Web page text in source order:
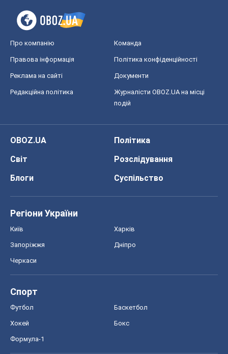
Про компанію Команда
Правова інформація Політика конфіденційності
Реклама на сайті Документи
Редакційна політика
Журналісти OBOZ.UA на місці
подій
OBOZ.UA
Політика
Світ
Розслідування
Блоги
Суспільство
Регіони України
Київ Харків
Запоріжжя Дніпро
Черкаси
Спорт
Футбол Баскетбол
Хокей Бокс
Формула-1